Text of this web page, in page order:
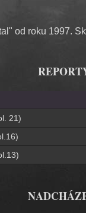
od roku 1997.
21)